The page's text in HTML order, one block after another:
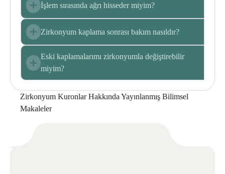
İşlem sırasında ağrı hisseder miyim?
Zirkonyum kaplama sonrası bakım nasıldır?
Eski kaplamalarımı zirkonyumla değiştirebilir
miyim?
Zirkonyum KuronlarHakkında Yayınlanmış Bilimsel
Makaleler